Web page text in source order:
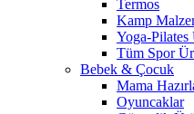
Termos
Kamp
Yoga-Pilates
Tüm Spor
Bebek & Çocuk
Mama
Oyuncaklar